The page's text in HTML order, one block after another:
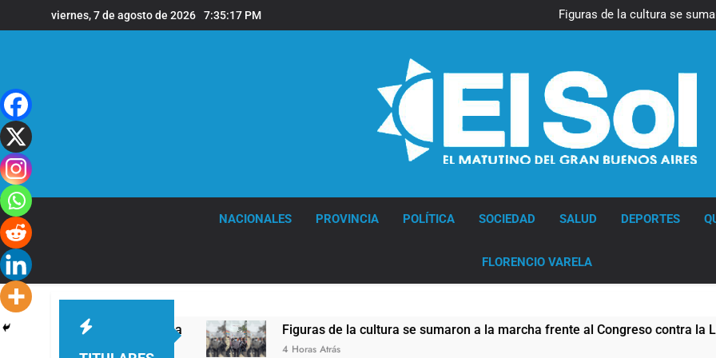
al
viernes, 7 de agosto de 2026 7:35:18 PM
Figuras de la cultura se
Nueva jornada negativa
Figuras de la cultura se
Nueva jornada negativa
en Wall Street y el
Jorge Macri condenó los
NACIONALES PROVINCIA POLÍTICA SOCIEDAD SALUD DEPORTES
FLORENCIO VARELA
XIV a la Argentina Figuras de la cultura se sumaron a la marcha frente al Congreso contra la Ley de
4 Horas Atrás